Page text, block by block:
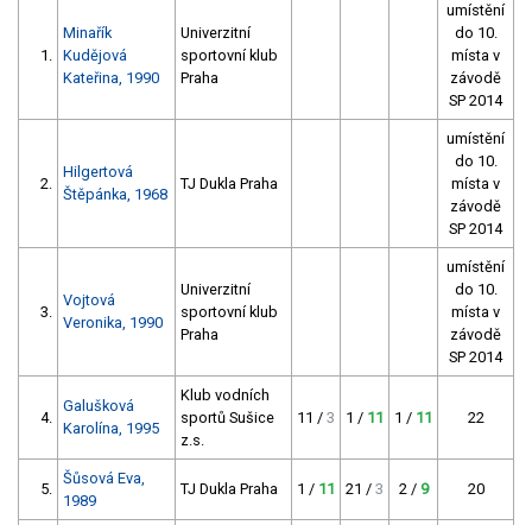
1.
Minařík
Kudějová
Kateřina, 1990
Univerzitní
sportovní klub
Praha
umístění
do 10.
místa v
závodě
SP 2014
2.
Hilgertová
Štěpánka, 1968
TJ Dukla Praha
umístění
do 10.
místa v
závodě
SP 2014
3.
Vojtová
Veronika, 1990
Univerzitní
sportovní klub
Praha
umístění
do 10.
místa v
závodě
SP 2014
4.
Galušková
Karolína, 1995
Klub vodních
sportů Sušice
z.s.
11 / 3 1 / 11 1 / 11 22
5.
Šůsová Eva,
1989
TJ Dukla Praha 1 / 11 21 / 3 2 / 9 20